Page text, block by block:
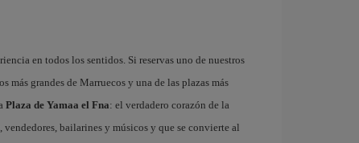
en todos los sentidos. Si reservas uno de nuestros
más grandes de Marruecos y una de las plazas más
Plaza de Yamaa el Fna: el verdadero corazón de la
bailarines y músicos y que se convierte al